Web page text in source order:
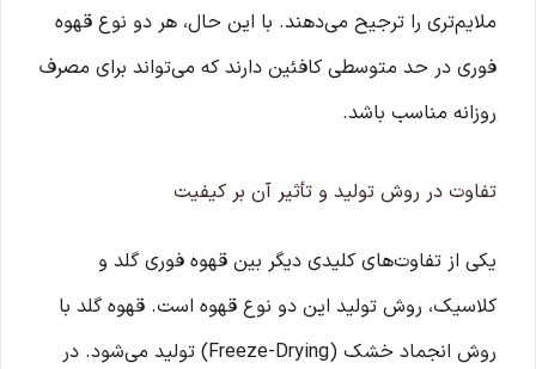
ملایم‌تری را ترجیح می‌دهند. با این حال، هر دو نوع قهوه
فوری در حد متوسطی کافئین دارند که می‌تواند برای مصرف
روزانه مناسب باشد.
تفاوت در روش تولید و تأثیر آن بر کیفیت
یکی از تفاوت‌های کلیدی دیگر بین قهوه فوری گلد و
کلاسیک، روش تولید این دو نوع قهوه است. قهوه گلد با
روش انجماد خشک (Freeze-Drying) تولید می‌شود. در